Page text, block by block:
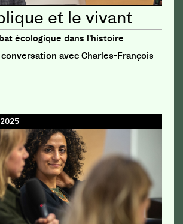
et le vivant
écologique dans l'histoire
avec Charles-François